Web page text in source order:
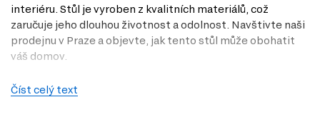
interiéru. Stůl je vyroben z kvalitních materiálů, což
zaručuje jeho dlouhou životnost a odolnost. Navštivte naši
prodejnu v Praze a objevte, jak tento stůl může obohatit
váš domov.
Charakteristiky, vlastnosti a výhody
Číst celý text